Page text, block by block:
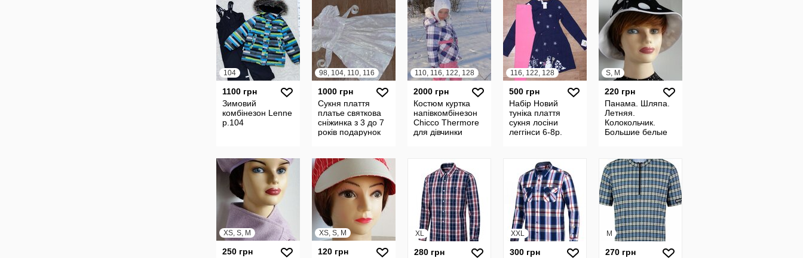
104
1100 грн
Зимовий
комбінезон Lenne
р.104
98, 104, 110, 116
1000 грн
Сукня плаття
платье святкова
сніжинка з 3 до 7
років подарунок
110, 116, 122, 128
2000 грн
Костюм куртка
напівкомбінезон
Chicco Thermore
для дівчинки
116, 122, 128
500 грн
Набір Новий
туніка плаття
сукня лосіни
леггінси 6-8р.
S, M
220 грн
Панама. Шляпа.
Летняя.
Колокольчик.
Большие белые
гр.
XS, S, M
250 грн
XS, S, M
120 грн
XL
280 грн
XXL
300 грн
M
270 грн